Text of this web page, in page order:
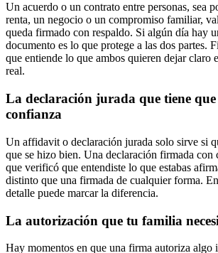
Un acuerdo o un contrato entre personas, sea
renta, un negocio o un compromiso familiar,
queda firmado con respaldo. Si algún día hay
documento es lo que protege a las dos partes.
que entiende lo que ambos quieren dejar claro
real.
La declaración jurada que tiene
confianza
Un affidavit o declaración jurada solo sirve si
que se hizo bien. Una declaración firmada con
que verificó que entendiste lo que estabas
distinto que una firmada de cualquier forma.
detalle puede marcar la diferencia.
La autorización que tu familia
Hay momentos en que una firma autoriza algo